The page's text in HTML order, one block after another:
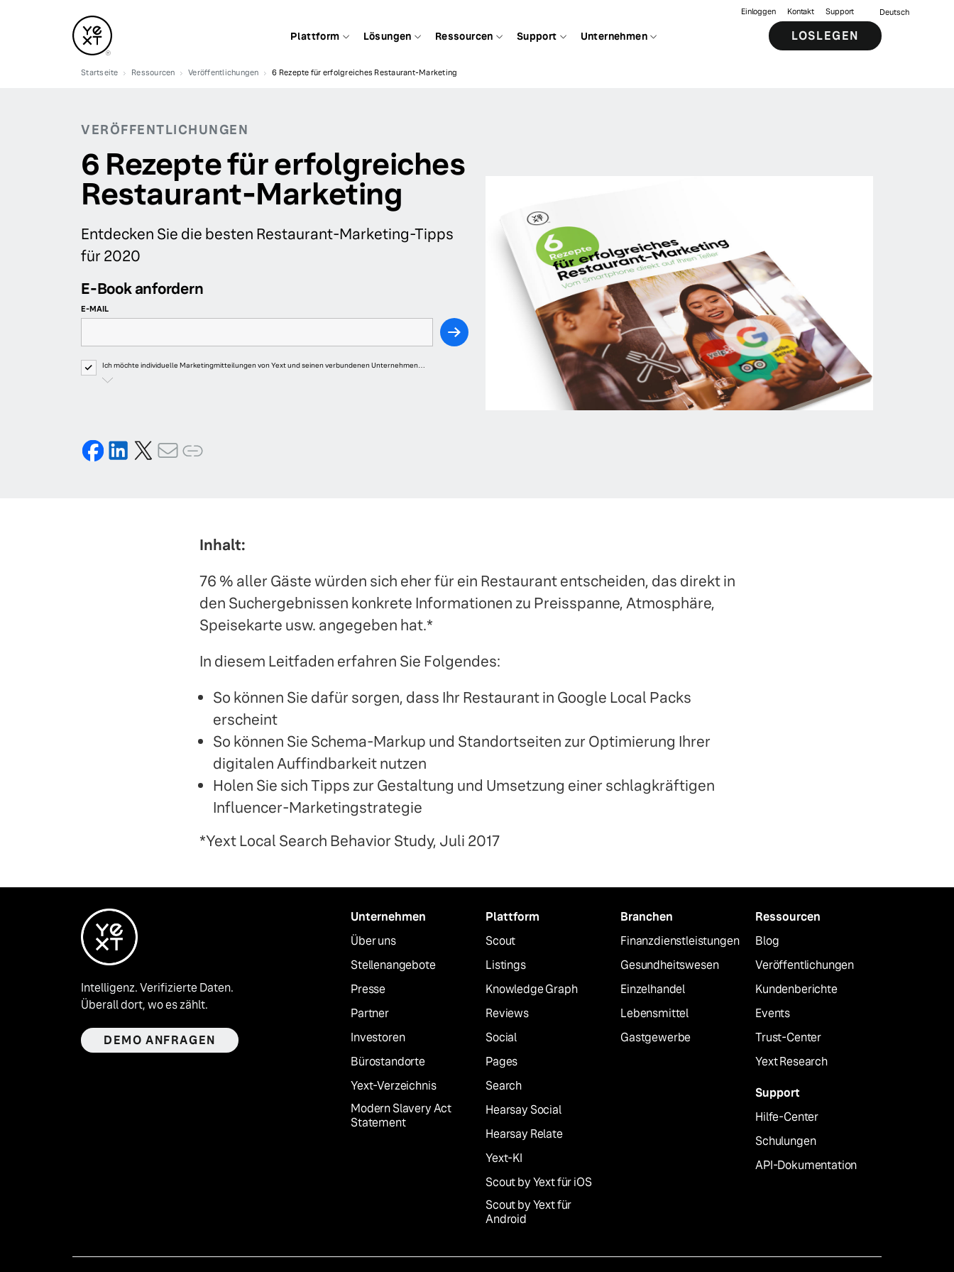
Plattform Lösungen Ressourcen Support Unternehmen
Einloggen Kontakt Support Deutsch
LOSLEGEN
Startseite Ressourcen Veröffentlichungen 6 Rezepte für erfolgreiches Restaurant-Marketing
VERÖFFENTLICHUNGEN
6 Rezepte für erfolgreiches
Restaurant-Marketing
Entdecken Sie die besten Restaurant-Marketing-Tipps
für 2020
E-Book anfordern
E-MAIL
Ich möchte individuelle Marketingmitteilungen von Yext und seinen verbundenen Unternehmen
über Produkte, Veranstaltungen, Angebote, Umfragen und Updates von Yext erhalten. Ihre
Inhalt:
76 % aller Gäste würden sich eher für ein Restaurant entscheiden, das direkt in
den Suchergebnissen konkrete Informationen zu Preisspanne, Atmosphäre,
Speisekarte usw. angegeben hat.*
In diesem Leitfaden erfahren Sie Folgendes:
So können Sie dafür sorgen, dass Ihr Restaurant in Google Local Packs
erscheint
So können Sie Schema-Markup und Standortseiten zur Optimierung Ihrer
digitalen Auffindbarkeit nutzen
Holen Sie sich Tipps zur Gestaltung und Umsetzung einer schlagkräftigen
Influencer-Marketingstrategie
*Yext Local Search Behavior Study, Juli 2017
Intelligenz. Verifizierte Daten.
Überall dort, wo es zählt.
DEMO ANFRAGEN
Unternehmen
Über uns
Stellenangebote
Presse
Partner
Investoren
Bürostandorte
Yext-Verzeichnis
Modern Slavery Act
Statement
Plattform
Scout
Listings
Knowledge Graph
Reviews
Social
Pages
Search
Hearsay Social
Hearsay Relate
Yext-KI
Scout by Yext für iOS
Scout by Yext für
Android
Branchen
Finanzdienstleistungen
Gesundheitswesen
Einzelhandel
Lebensmittel
Gastgewerbe
Ressourcen
Blog
Veröffentlichungen
Kundenberichte
Events
Trust-Center
Yext Research
Support
Hilfe-Center
Schulungen
API-Dokumentation